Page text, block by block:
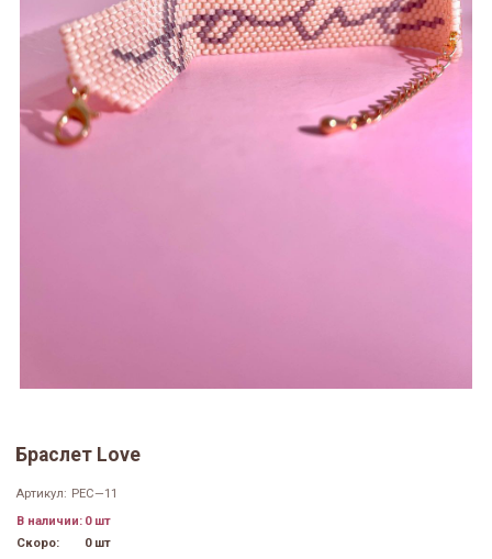
Браслет Love
Артикул: РЕС—11
В наличии: 0 шт
Скоро:
0 шт